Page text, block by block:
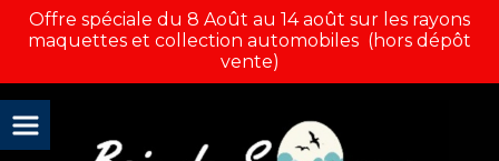
Offre spéciale du 8 Août au 14 août sur les rayons
maquettes et collection automobiles (hors dépôt
vente)
Panneau de gestion des cookies